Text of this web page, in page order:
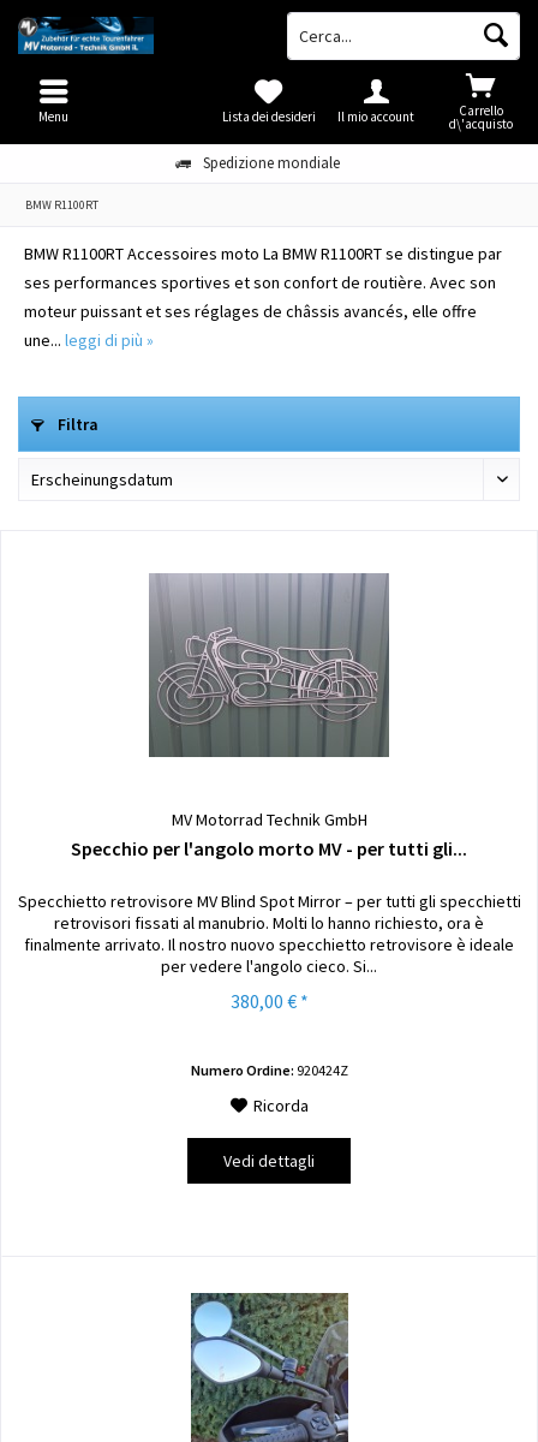
Spedizione mondiale
Carrello
d\'acquisto
Lista dei desideri Il mio account
Menu
BMW R1100RT
BMW R1100RT Accessoires moto La BMW R1100RT se distingue par
ses performances sportives et son confort de routière. Avec son
moteur puissant et ses réglages de châssis avancés, elle offre
une... leggi di più »
Filtra
MV Motorrad Technik GmbH
Specchio per l'angolo morto MV - per tutti gli...
Specchietto retrovisore MV Blind Spot Mirror – per tutti gli specchietti
retrovisori fissati al manubrio. Molti lo hanno richiesto, ora è
finalmente arrivato. Il nostro nuovo specchietto retrovisore è ideale
per vedere l'angolo cieco. Si...
380,00 € *
Numero Ordine: 920424Z
Ricorda
Vedi dettagli